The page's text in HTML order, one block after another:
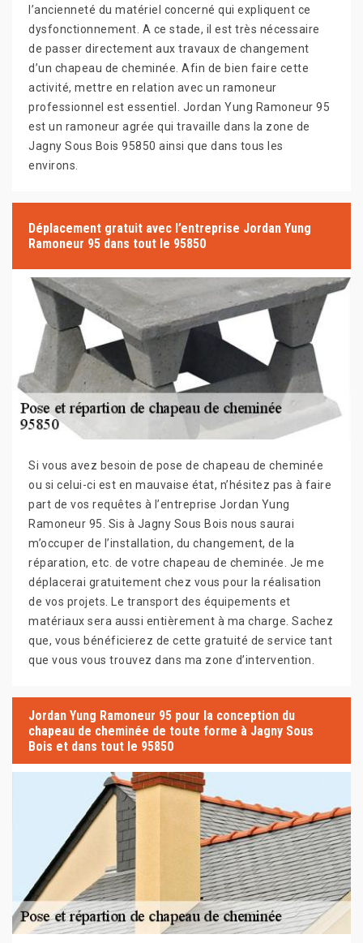
l’ancienneté du matériel concerné qui expliquent ce
dysfonctionnement. A ce stade, il est très nécessaire
de passer directement aux travaux de changement
d’un chapeau de cheminée. Afin de bien faire cette
activité, mettre en relation avec un ramoneur
professionnel est essentiel. Jordan Yung Ramoneur 95
est un ramoneur agrée qui travaille dans la zone de
Jagny Sous Bois 95850 ainsi que dans tous les
environs.
Déplacement gratuit avec l’entreprise Jordan Yung
Ramoneur 95 dans tout le 95850
Si vous avez besoin de pose de chapeau de cheminée
ou si celui-ci est en mauvaise état, n’hésitez pas à faire
part de vos requêtes à l’entreprise Jordan Yung
Ramoneur 95. Sis à Jagny Sous Bois nous saurai
m’occuper de l’installation, du changement, de la
réparation, etc. de votre chapeau de cheminée. Je me
déplacerai gratuitement chez vous pour la réalisation
de vos projets. Le transport des équipements et
matériaux sera aussi entièrement à ma charge. Sachez
que, vous bénéficierez de cette gratuité de service tant
que vous vous trouvez dans ma zone d’intervention.
Jordan Yung Ramoneur 95 pour la conception du
chapeau de cheminée de toute forme à Jagny Sous
Bois et dans tout le 95850